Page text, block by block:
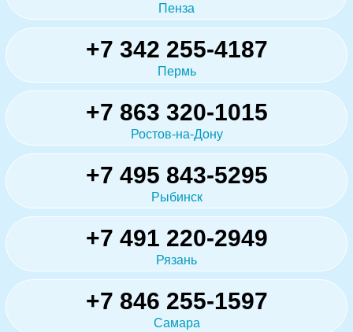
Пенза
+7 342 255-4187
Пермь
+7 863 320-1015
Ростов-на-Дону
+7 495 843-5295
Рыбинск
+7 491 220-2949
Рязань
+7 846 255-1597
Самара